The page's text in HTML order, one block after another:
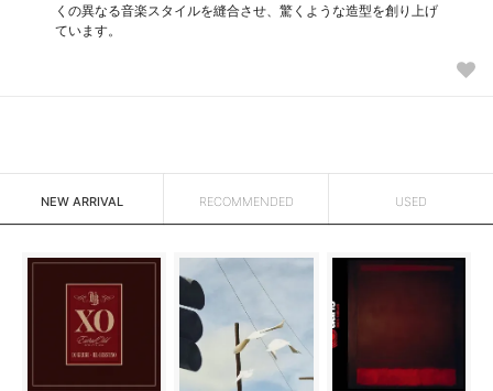
くの異なる音楽スタイルを縫合させ、驚くような造型を創り上げ
ています。
NEW ARRIVAL RECOMMENDED USED